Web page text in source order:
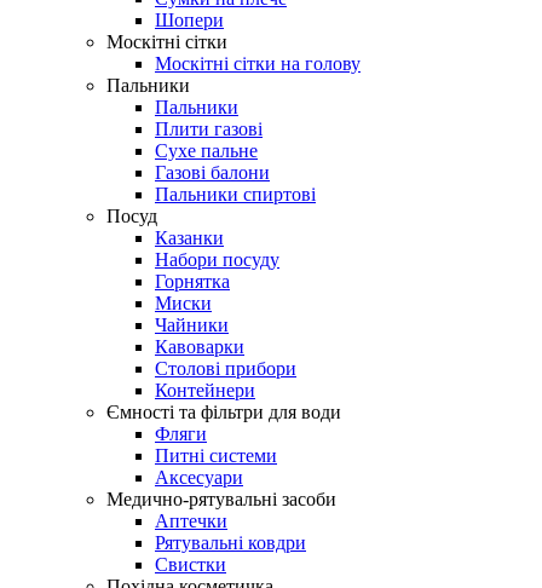
Шопери
Москітні сітки
Москітні сітки на голову
Пальники
Пальники
Плити газові
Сухе пальне
Газові балони
Пальники спиртові
Посуд
Казанки
Набори посуду
Горнятка
Миски
Чайники
Кавоварки
Столові прибори
Контейнери
Ємності та фільтри для води
Фляги
Питні системи
Аксесуари
Медично-рятувальні засоби
Аптечки
Рятувальні ковдри
Свистки